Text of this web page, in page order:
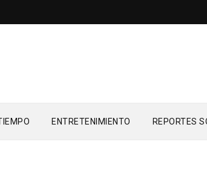
ENTRETENIMIENTO REPORTES